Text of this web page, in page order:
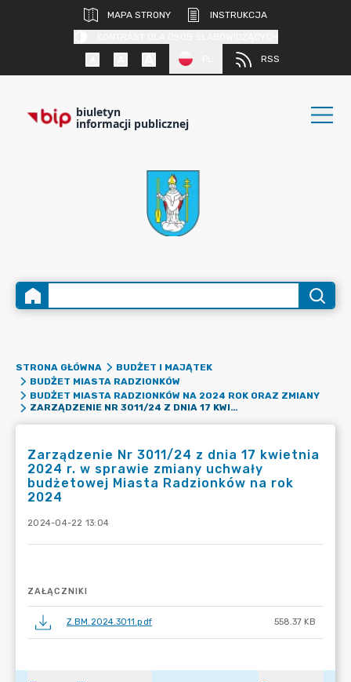
MAPA STRONY
INSTRUKCJA
RSS
biuletyn
informacji publicznej
STRONA GŁÓWNA
BUDŻET I MAJĄTEK
BUDŻET MIASTA RADZIONKÓW
BUDŻET MIASTA RADZIONKÓW NA 2024 ROK ORAZ ZMIANY
ZARZĄDZENIE NR 3011/24 Z DNIA 17 KWIETNIA 2024 R. W SPRAWIE ZMIANY UCHWAŁY BUDŻETOWEJ MIASTA RADZIONKÓW NA ROK 2024
Zarządzenie Nr 3011/24 z dnia 17 kwietnia
2024 r. w sprawie zmiany uchwały
budżetowej Miasta Radzionków na rok
2024
2024-04-22 13:04
ZAŁĄCZNIKI
Z.BM.2024.3011.pdf 558.37 KB